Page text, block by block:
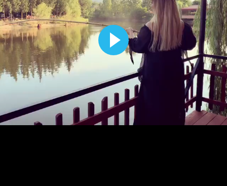
Şəbnəm Tovuzlu: "Hər adamın
toruna qızıl balıq düşmür"